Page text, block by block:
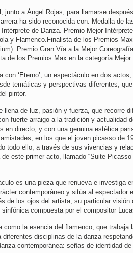
junto a Ángel Rojas, para llamarse
ha sido reconocida con: Medalla de
de Danza. Premio Mejor
y Flamenco.Finalista de los Premios
Premio Gran Vía a la Mejor
de los Premios Max en la categoría Mejor
con ‘Eterno’, un espectáculo en dos
temáticas y perspectivas diferentes,
pintor.
llena de luz, pasión y fuerza, que recorre
fuerte arraigo a la tradición y actualidad
en directo, y con una genuina estética
en los que el joven picasso de
todo ello, a través de sus vivencias y
este primer acto, llamado “Suite
es una pieza que renueva e investiga
contemporáneo y sitúa al espectador
de los ojos del artista, su particular
compuesta por el compositor
como la esencia del flamenco, que trabaja
disciplinas de la danza
contemporánea: señas de identidad